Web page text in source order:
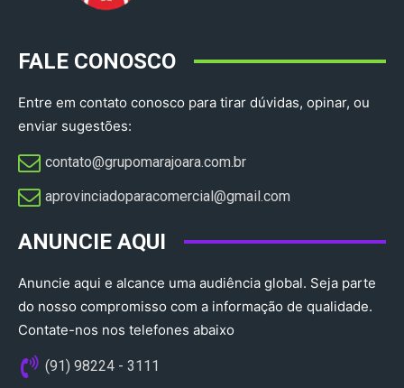
FALE CONOSCO
Entre em contato conosco para tirar dúvidas, opinar, ou
enviar sugestões:
contato@grupomarajoara.com.br
aprovinciadoparacomercial@gmail.com​
ANUNCIE AQUI
Anuncie aqui e alcance uma audiência global. Seja parte
do nosso compromisso com a informação de qualidade.
Contate-nos nos telefones abaixo
(91) 98224 - 3111